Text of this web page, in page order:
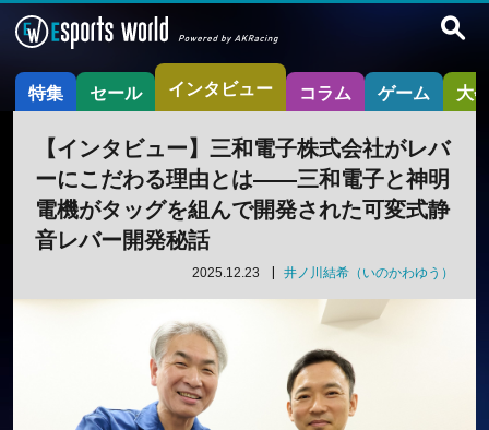
特集 セール インタビュー コラム ゲーム 大
【インタビュー】三和電子株式会社がレバ
ーにこだわる理由とは——三和電子と神明
電機がタッグを組んで開発された可変式静
音レバー開発秘話
2025.12.23 井ノ川結希（いのかわゆう）